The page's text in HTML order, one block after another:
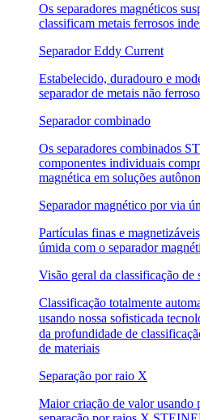
Os separadores magnéticos
classificam metais ferrosos
Separador Eddy Current
Estabelecido, duradouro e
separador de metais não
Separador combinado
Os separadores combinados
componentes individuais
magnética em soluções
Separador magnético por via
Partículas finas e
úmida com o separador
Visão geral da classificação de
Classificação totalmente
usando nossa sofisticada
da profundidade de
de materiais
Separação por raio X
Maior criação de valor usando